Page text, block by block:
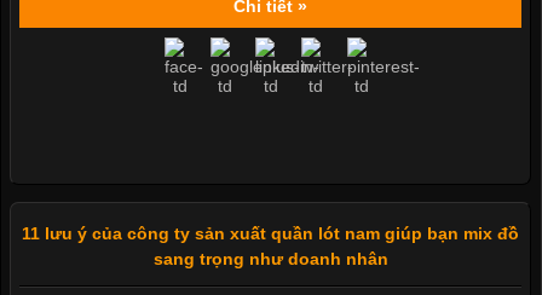
Chi tiết »
11 lưu ý của công ty sản xuất quần lót nam giúp bạn mix đồ
sang trọng như doanh nhân